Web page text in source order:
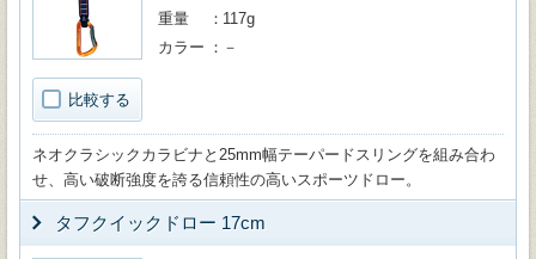
比較する
重量
117g
カラー
－
ネオクラシックカラビナと25mm幅テーパードスリングを組み合わ
せ、高い破断強度を誇る信頼性の高いスポーツドロー。
タフクイックドロー 17cm